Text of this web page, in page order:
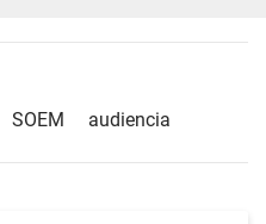
SOEM audiencia